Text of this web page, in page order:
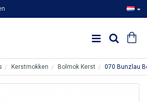
Kerstmokken Bolmok Kerst 070 Bunzlau